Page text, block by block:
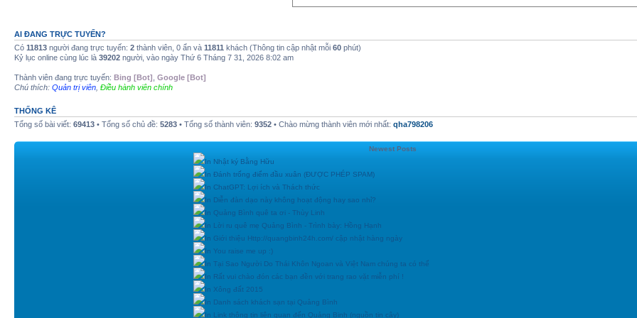
AI ĐANG TRỰC TUYẾN?
Có 11813 người đang trực tuyến: 2 thành viên, 0 ẩn và 11811 khách (Thông tin cập nhật mỗi 60 phút)
Kỷ lục online cùng lúc là 39202 người, vào ngày Thứ 6 Tháng 7 31, 2026 8:02 am
Thành viên đang trực tuyến: Bing [Bot] Google [Bot]
Chú thích: Quản trị viên Điều hành viên chính
THỐNG KÊ
Tổng số bài viết: 69413 • Tổng số chủ đề: 5283 • Tổng số thành viên: 9352 • Chào mừng thành viên mới nhất: qha798206
Newest Posts
In Nhật ký Bằng Hữu
In Đánh trống điểm đầu xuân (ĐƯỢC PHÉP SPAM)
In ChatGPT: Lợi ích và Thách thức
In Diễn đàn dạo này không hoạt động hay sao nhỉ?
In Quảng Bình quê ta ơi - Thùy Linh
In Lời ru quê mẹ Quảng Bình - Trình bày: Hồng Hạnh
In Giới thiệu Http://quangbinh24h.com/ cập nhật hàng ngày
In You raise me up :)
In Tại Sao Người Do Thái Khôn Ngoan và Việt Nam chúng ta có thể
In Rất vui chào đón các bạn đền với trang rao vặt miễn phí !
In Xông đất 2015
In Danh sách khách sạn tại Quảng Bình
In Link thông tin liên quan đến Quảng Binh (nguồn tin cậy)